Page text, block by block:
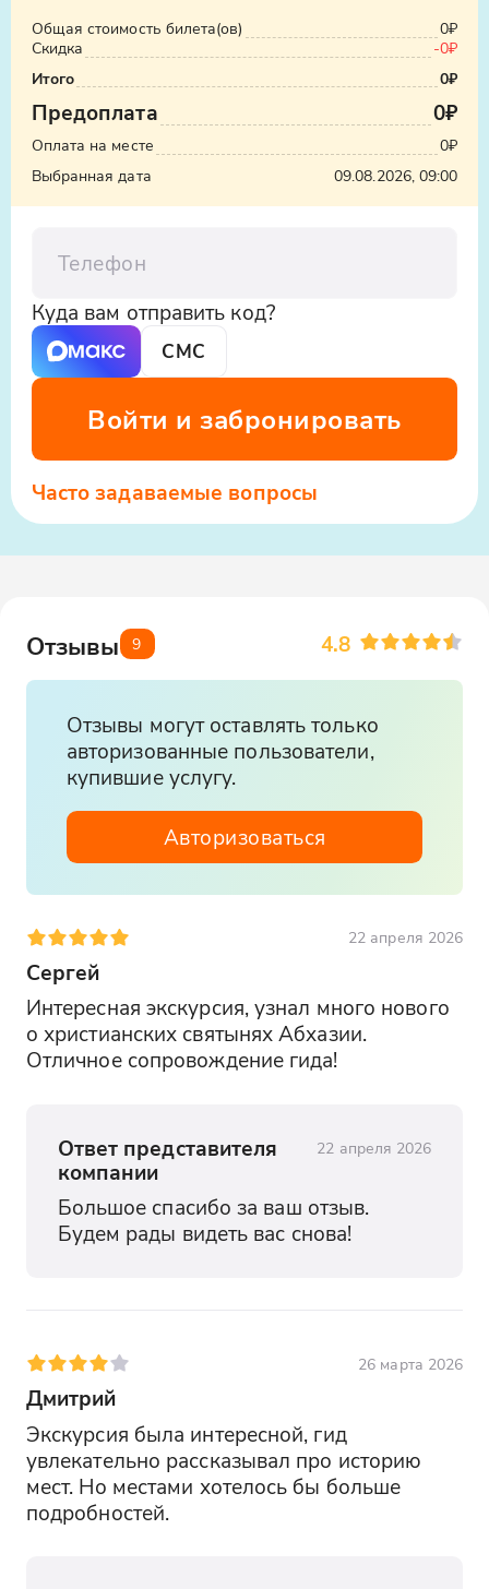
Общая стоимость билета(ов)
0₽
Скидка
-0₽
Итого
0₽
Предоплата 0₽
Оплата на месте
0₽
Выбранная дата
09.08.2026, 09:00
Куда вам отправить код?
СМС
Войти и забронировать
Часто задаваемые вопросы
Отзывы 9 4.8
Отзывы могут оставлять только
авторизованные пользователи,
купившие услугу.
Авторизоваться
22 апреля 2026
Сергей
Интересная экскурсия, узнал много нового
о христианских святынях Абхазии.
Отличное сопровождение гида!
Ответ представителя
компании
22 апреля 2026
Большое спасибо за ваш отзыв.
Будем рады видеть вас снова!
26 марта 2026
Дмитрий
Экскурсия была интересной, гид
увлекательно рассказывал про историю
мест. Но местами хотелось бы больше
подробностей.